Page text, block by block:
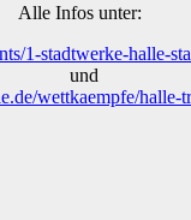
Alle Infos unter:
1-stadtwerke-halle-
und
wettkaempfe/halle-